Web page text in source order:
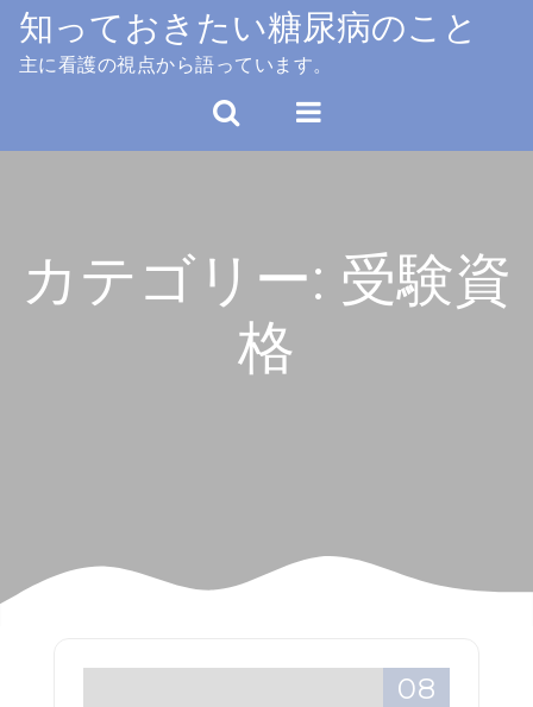
Skip
content
知っておきたい糖尿病のこと
主に看護の視点から語っています。
カテゴリー: 受験資
格
08